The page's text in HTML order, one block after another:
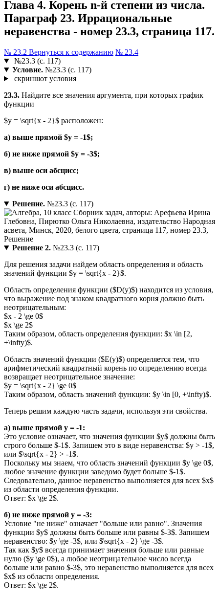
Глава 4. Корень n-й степени из числа.
Параграф 23. Иррациональные
неравенства - номер 23.3, страница 117.
№ 23.2 Вернуться к содержанию № 23.4
№23.3 (с. 117)
Условие.№23.3 (с. 117)
скриншот условия
23.3. Найдите все значения аргумента, при которых график
функции
$y = \sqrt{x - 2}$ расположен:
а) выше прямой $y = -1$;
б) не ниже прямой $y = -3$;
в) выше оси абсцисс;
г) не ниже оси абсцисс.
Решение.№23.3 (с. 117)
Решение 2.№23.3 (с. 117)
Для решения задачи найдем область определения и область
значений функции $y = \sqrt{x - 2}$.
Область определения функции ($D(y)$) находится из условия,
что выражение под знаком квадратного корня должно быть
неотрицательным:
$x - 2 \ge 0$
$x \ge 2$
Таким образом, область определения функции: $x \in [2,
+\infty)$.
Область значений функции ($E(y)$) определяется тем, что
арифметический квадратный корень по определению всегда
возвращает неотрицательное значение:
$y = \sqrt{x - 2} \ge 0$
Таким образом, область значений функции: $y \in [0, +\infty)$.
Теперь решим каждую часть задачи, используя эти свойства.
а) выше прямой y = -1:
Это условие означает, что значения функции $y$ должны быть
строго больше $-1$. Запишем это в виде неравенства: $y > -1$,
или $\sqrt{x - 2} > -1$.
Поскольку мы знаем, что область значений функции $y \ge 0$,
любое значение функции заведомо будет больше $-1$.
Следовательно, данное неравенство выполняется для всех $x$
из области определения функции.
Ответ: $x \ge 2$.
б) не ниже прямой y = -3:
Условие "не ниже" означает "больше или равно". Значения
функции $y$ должны быть больше или равны $-3$. Запишем
неравенство: $y \ge -3$, или $\sqrt{x - 2} \ge -3$.
Так как $y$ всегда принимает значения больше или равные
нулю ($y \ge 0$), а любое неотрицательное число всегда
больше или равно $-3$, это неравенство выполняется для всех
$x$ из области определения.
Ответ: $x \ge 2$.